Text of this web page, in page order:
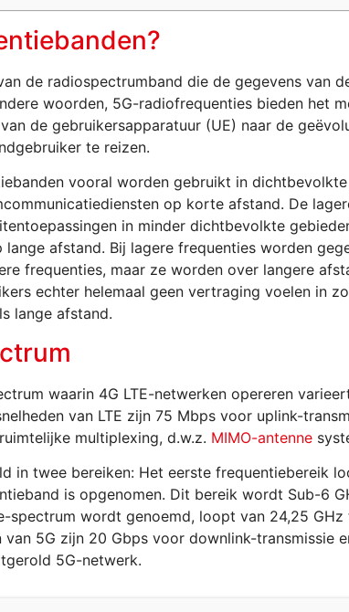
de radiospectrumband die de gegevens van
woorden, 5G-radiofrequenties bieden het
de gebruikersapparatuur (UE) naar de
te reizen.
vooral worden gebruikt in
op korte afstand. De
in minder dichtbevolkte
afstand. Bij lagere frequenties worden
frequenties, maar ze worden over langere
echter helemaal geen vertraging voelen in
lange afstand.
waarin 4G LTE-netwerken opereren
van LTE zijn 75 Mbps voor uplink-
multiplexing, d.w.z. MIMO-antenne
in twee bereiken: Het eerste frequentiebereik
is opgenomen. Dit bereik wordt Sub-6
spectrum wordt genoemd, loopt van 24,25
5G zijn 20 Gbps voor downlink-transmissie
5G-netwerk.